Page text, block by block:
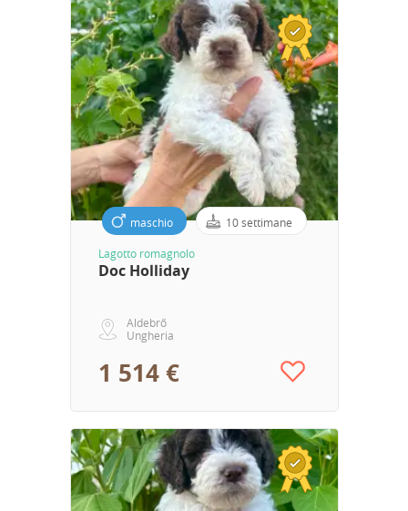
maschio 10 settimane
Lagotto romagnolo
Doc Holliday
Aldebrő
Ungheria
1 514 €